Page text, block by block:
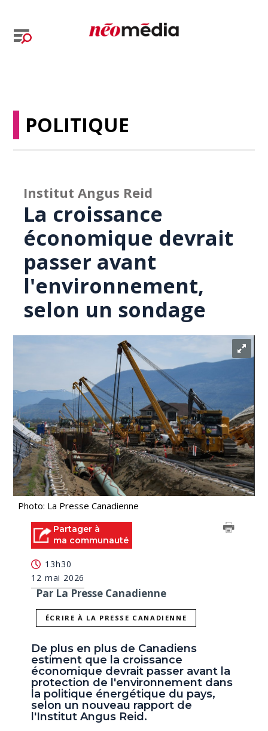
POLITIQUE
Institut Angus Reid
La croissance
économique devrait
passer avant
l'environnement,
selon un sondage
Photo: La Presse Canadienne
Partager à
ma communauté
13h30
12 mai 2026
Par La Presse Canadienne
ÉCRIRE À LA PRESSE CANADIENNE
De plus en plus de Canadiens
estiment que la croissance
économique devrait passer avant la
protection de l'environnement dans
la politique énergétique du pays,
selon un nouveau rapport de
l'Institut Angus Reid.